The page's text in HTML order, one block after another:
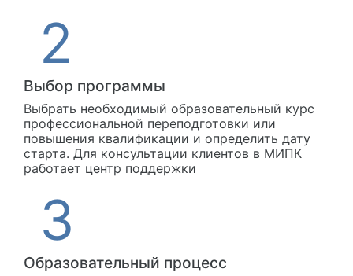
Выбор программы
Выбрать необходимый образовательный курс
профессиональной переподготовки или
повышения квалификации и определить дату
старта. Для консультации клиентов в МИПК
работает центр поддержки
Образовательный процесс